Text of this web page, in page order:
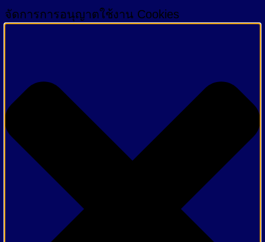
จัดการการอนุญาตใช้งาน Cookies